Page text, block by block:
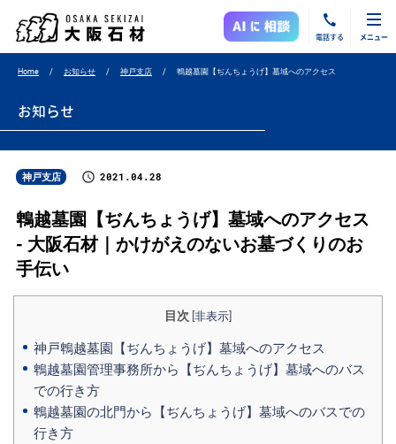
電話する メニュー
Home お知らせ 神戸支店 鵯越墓園【ぢんちょうげ】墓域へのアクセス
お知らせ
神戸支店 2021.04.28
鵯越墓園【ぢんちょうげ】墓域へのアクセス
- 大阪石材｜かけがえのないお墓づくりのお
手伝い
目次 非表示
神戸鵯越墓園【ぢんちょうげ】墓域へのアクセス
鵯越墓園管理事務所から【ぢんちょうげ】墓域へのバス
での行き方
鵯越墓園の北門から【ぢんちょうげ】墓域へのバスでの
行き方